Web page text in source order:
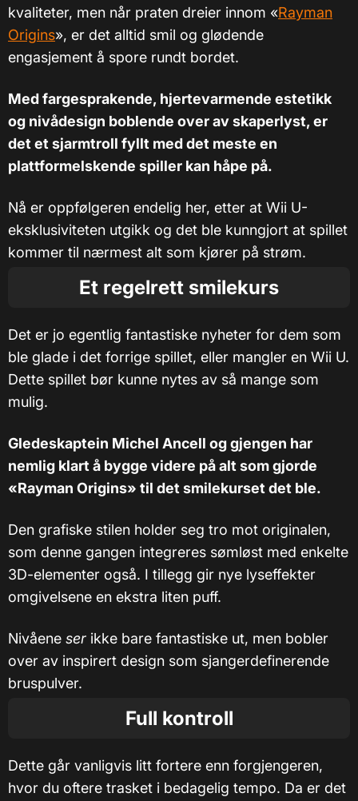
kvaliteter, men når praten dreier innom «Rayman
Origins», er det alltid smil og glødende
engasjement å spore rundt bordet.
Med fargesprakende, hjertevarmende estetikk
og nivådesign boblende over av skaperlyst, er
det et sjarmtroll fyllt med det meste en
plattformelskende spiller kan håpe på.
Nå er oppfølgeren endelig her, etter at Wii U-
eksklusiviteten utgikk og det ble kunngjort at spillet
kommer til nærmest alt som kjører på strøm.
Et regelrett smilekurs
Det er jo egentlig fantastiske nyheter for dem som
ble glade i det forrige spillet, eller mangler en Wii U.
Dette spillet bør kunne nytes av så mange som
mulig.
Gledeskaptein Michel Ancell og gjengen har
nemlig klart å bygge videre på alt som gjorde
«Rayman Origins» til det smilekurset det ble.
Den grafiske stilen holder seg tro mot originalen,
som denne gangen integreres sømløst med enkelte
3D-elementer også. I tillegg gir nye lyseffekter
omgivelsene en ekstra liten puff.
Nivåene ser ikke bare fantastiske ut, men bobler
over av inspirert design som sjangerdefinerende
bruspulver.
Full kontroll
Dette går vanligvis litt fortere enn forgjengeren,
hvor du oftere trasket i bedagelig tempo. Da er det